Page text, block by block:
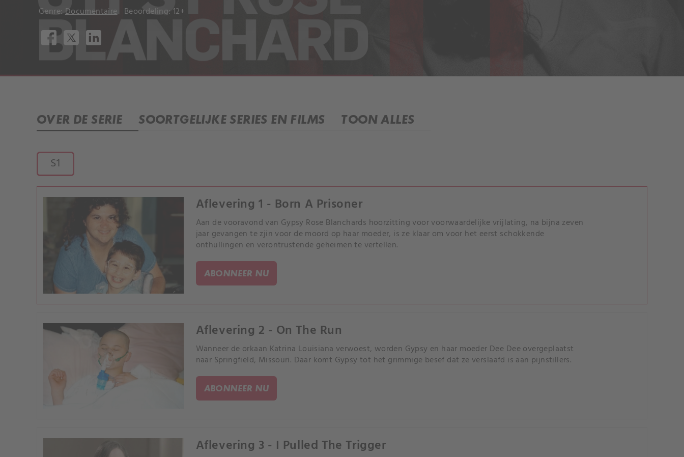
Genre: Documentaire Beoordeling: 12+
OVER DE SERIE SOORTGELIJKE SERIES EN FILMS TOON ALLES
S1
Aflevering 1 - Born A Prisoner
Aan de vooravond van Gypsy Rose Blanchards hoorzitting voor voorwaardelijke vrijlating, na bijna zeven
jaar gevangen te zjin voor de moord op haar moeder, is ze klaar om voor het eerst schokkende
onthullingen en verontrustende geheimen te vertellen.
ABONNEER NU
Aflevering 2 - On The Run
Wanneer de orkaan Katrina Louisiana verwoest, worden Gypsy en haar moeder Dee Dee overgeplaatst
naar Springfield, Missouri. Daar komt Gypsy tot het grimmige besef dat ze verslaafd is aan pijnstillers.
ABONNEER NU
Aflevering 3 - I Pulled The Trigger